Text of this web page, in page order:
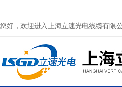
您好，欢迎进入上海立速光电线缆有限